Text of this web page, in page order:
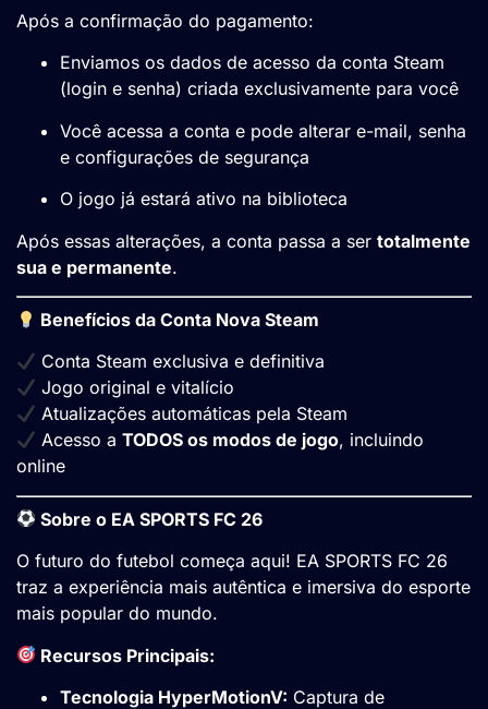
Após a confirmação do pagamento:
Enviamos os dados de acesso da conta Steam
(login e senha) criada exclusivamente para você
Você acessa a conta e pode alterar e-mail, senha
e configurações de segurança
O jogo já estará ativo na biblioteca
Após essas alterações, a conta passa a ser totalmente
sua e permanente.
Benefícios da Conta Nova Steam
Conta Steam exclusiva e definitiva
Jogo original e vitalício
Atualizações automáticas pela Steam
Acesso aTODOS os modos de jogo, incluindo
online
Sobre o EA SPORTS FC 26
O futuro do futebol começa aqui! EA SPORTS FC 26
traz a experiência mais autêntica e imersiva do esporte
mais popular do mundo.
Recursos Principais:
Tecnologia HyperMotionV: Captura de